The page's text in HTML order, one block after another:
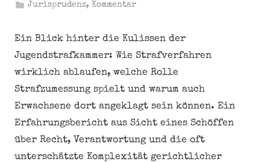
Jurisprudenz, Kommentar
Ein Blick hinter die Kulissen der
Jugendstrafkammer: Wie Strafverfahren
wirklich ablaufen, welche Rolle
Strafzumessung spielt und warum auch
Erwachsene dort angeklagt sein können. Ein
Erfahrungsbericht aus Sicht eines Schöffen
über Recht, Verantwortung und die oft
unterschätzte Komplexität gerichtlicher